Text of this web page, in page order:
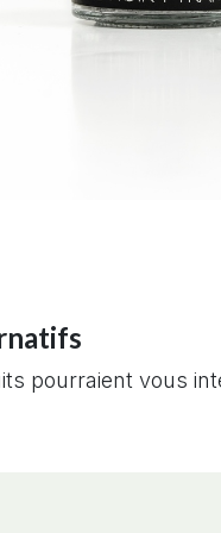
pourraient vous